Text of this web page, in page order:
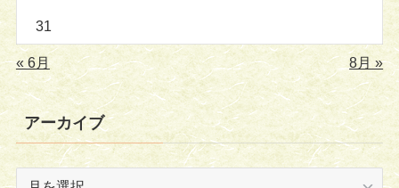
31
« 6月 8月 »
アーカイブ
ア